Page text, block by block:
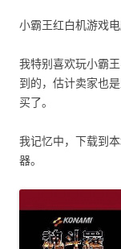
小霸王红白机游戏
我特别喜欢玩小霸
到的，估计卖家也
买了。
我记忆中，下载到
器。